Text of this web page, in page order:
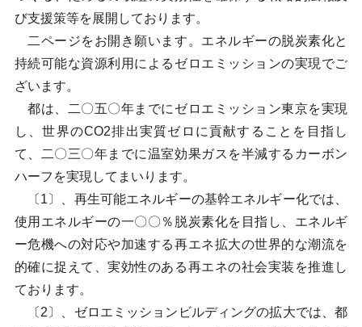
び支援策等を展開しております。
二ページをお開き願います。エネルギーの脱炭素化と
持続可能な資源利用によるゼロエミッションの実現でご
ざいます。
都は、二〇五〇年までにゼロエミッション東京を実現
し、世界のCO2排出実質ゼロに貢献することを目指し
て、二〇三〇年までに温室効果ガスを半減するカーボン
ハーフを実現してまいります。
〔1〕、再生可能エネルギーの基幹エネルギー化では、
使用エネルギーの一〇〇％脱炭素化を目指し、エネルギ
ー危機への対応や加速する再エネ拡大の世界的な潮流を
的確に捉えて、実効性のある再エネの社会実装を推進し
ております。
〔2〕、ゼロエミッションビルディングの拡大では、都